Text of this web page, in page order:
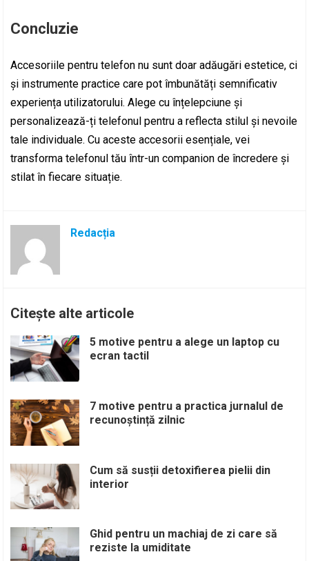
Concluzie
Accesoriile pentru telefon nu sunt doar adăugări estetice, ci
și instrumente practice care pot îmbunătăți semnificativ
experiența utilizatorului. Alege cu înțelepciune și
personalizează-ți telefonul pentru a reflecta stilul și nevoile
tale individuale. Cu aceste accesorii esențiale, vei
transforma telefonul tău într-un companion de încredere și
stilat în fiecare situație.
Redacția
Citește alte articole
5 motive pentru a alege un laptop cu
ecran tactil
7 motive pentru a practica jurnalul de
recunoștință zilnic
Cum să susții detoxifierea pielii din
interior
Ghid pentru un machiaj de zi care să
reziste la umiditate